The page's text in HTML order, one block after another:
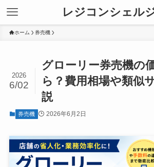
レジコンシェル
ホーム 券売機
グローリー券売機の
ら？費用相場や類似
説
2026
6/02
券売機 2026年6月2日